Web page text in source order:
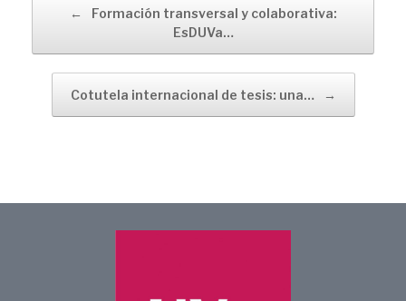
←
Formación transversal y colaborativa:
EsDUVa…
Cotutela internacional de tesis: una… →